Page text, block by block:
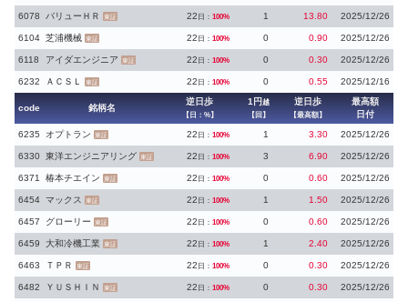
6078 バリューＨＲ 東証 22 日： 100% 1 13.80 2025/12/26
6104 芝浦機械 東証 22 日： 100% 0 0.90 2025/12/26
6118 アイダエンジニア 東証 22 日： 100% 0 0.30 2025/12/26
6232 ＡＣＳＬ 東証 22 日： 100% 0 0.55 2025/12/16
code 銘柄名
逆日歩
【日：%】
1円 越
【回】
逆日歩
【最高額】
最高額
日付
6235
オプトラン 東証 22 日： 100% 1 3.30 2025/12/26
6330 東洋エンジニアリング 東証 22 日： 100% 3 6.90 2025/12/26
6371 椿本チエイン 東証 22 日： 100% 0 0.60 2025/12/26
6454 マックス 東証 22 日： 100% 1 1.50 2025/12/26
6457 グローリー 東証 22 日： 100% 0 0.60 2025/12/26
6459 大和冷機工業 東証 22 日： 100% 1 2.40 2025/12/26
6463 ＴＰＲ 東証 22 日： 100% 0 0.30 2025/12/26
6482 ＹＵＳＨＩＮ 東証 22 日： 100% 0 0.30 2025/12/26